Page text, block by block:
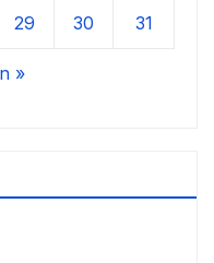
29 30 31
»